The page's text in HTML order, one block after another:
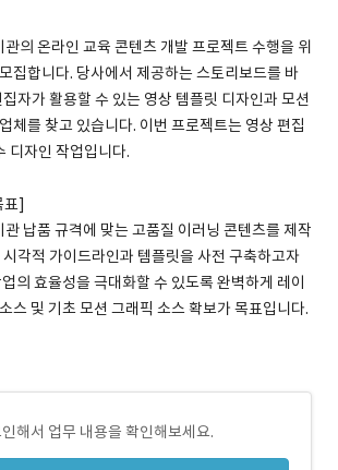
의 온라인 교육 콘텐츠 개발 프로젝트 수행을 위
집합니다. 당사에서 제공하는 스토리보드를 바
자가 활용할 수 있는 영상 템플릿 디자인과 모션
체를 찾고 있습니다. 이번 프로젝트는 영상 편집
디자인 작업입니다.
표]
납품 규격에 맞는 고품질 이러닝 콘텐츠를 제작
각적 가이드라인과 템플릿을 사전 구축하고자
의 효율성을 극대화할 수 있도록 완벽하게 레이
스 및 기초 모션 그래픽 소스 확보가 목표입니다.
해서 업무 내용을 확인해보세요.